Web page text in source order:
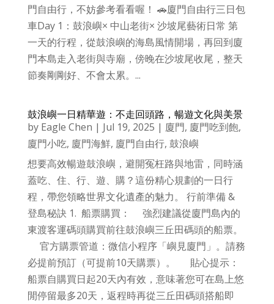
門自由行，不妨參考看看喔！ 🚗廈門自由行三日包
車Day 1：鼓浪嶼× 中山老街× 沙坡尾藝術日常 第
一天的行程，從鼓浪嶼的海島風情開場，再回到廈
門本島走入老街與寺廟，傍晚在沙坡尾收尾，整天
節奏剛剛好、不會太累。...
鼓浪嶼一日精華遊：不走回頭路，暢遊文化與美景
by Eagle Chen | Jul 19, 2025 | 廈門, 廈門吃到飽,
廈門小吃, 廈門海鮮, 廈門自由行, 鼓浪嶼
想要高效暢遊鼓浪嶼，避開冤枉路與地雷，同時涵
蓋吃、住、行、遊、購？這份精心規劃的一日行
程，帶您領略世界文化遺產的魅力。 行前準備 &
登島秘訣 1. 船票購買： 強烈建議從廈門島內的
東渡客運碼頭購買前往鼓浪嶼三丘田碼頭的船票。
官方購票管道：微信小程序「嶼見廈門」。請務
必提前預訂（可提前10天購票）。 貼心提示：
船票自購買日起20天內有效，意味著您可在島上悠
閒停留最多20天，返程時再從三丘田碼頭搭船即